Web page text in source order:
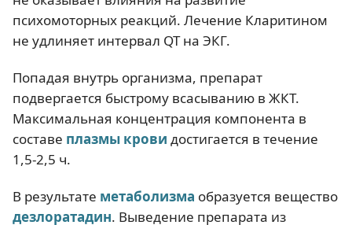
психомоторных реакций. Лечение Кларитином
не удлиняет интервал QT на ЭКГ.
Попадая внутрь организма, препарат
подвергается быстрому всасыванию в ЖКТ.
Максимальная концентрация компонента в
составе плазмы крови достигается в течение
1,5-2,5 ч.
В результате метаболизма образуется вещество
дезлоратадин. Выведение препарата из